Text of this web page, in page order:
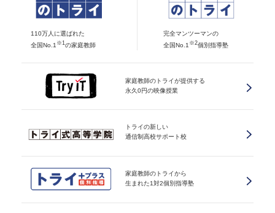
110万人に選ばれた
全国No.1 ※1 の家庭教師
完全マンツーマンの
全国No.1 ※2個別指導塾
家庭教師のトライが提供する
永久0円の映像授業
トライの新しい
通信制高校サポート校
家庭教師のトライから
生まれた1対2個別指導塾